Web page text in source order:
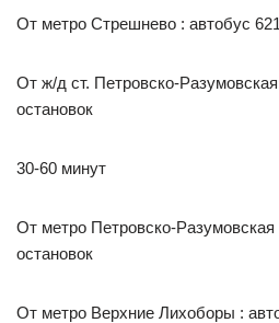
От метро Стрешнево : автобус
От ж/д ст. Петровско-
остановок
30-60 минут
От метро Петровско-
остановок
От метро Верхние Лихоборы :